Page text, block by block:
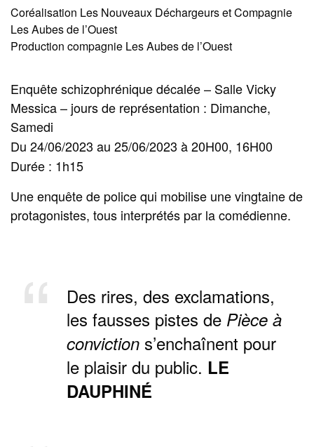
Coréalisation Les Nouveaux Déchargeurs et Compagnie
Les Aubes de l’Ouest
Production compagnie Les Aubes de l’Ouest
Enquête schizophrénique décalée – Salle Vicky
Messica – jours de représentation : Dimanche,
Samedi
Du 24/06/2023 au 25/06/2023 à 20H00, 16H00
Durée : 1h15
Une enquête de police qui mobilise une vingtaine de
protagonistes, tous interprétés par la comédienne.
Des rires, des exclamations,
les fausses pistes de Pièce à
conviction s’enchaînent pour
le plaisir du public. LE
DAUPHINÉ